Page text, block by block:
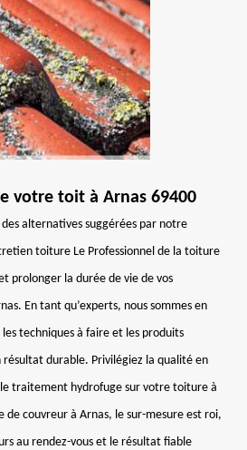
votre toit à Arnas 69400
alternatives suggérées par notre
toiture Le Professionnel de la toiture
prolonger la durée de vie de vos
En tant qu’experts, nous sommes en
techniques à faire et les produits
résultat durable. Privilégiez la qualité en
traitement hydrofuge sur votre toiture à
de couvreur à Arnas, le sur-mesure est roi,
au rendez-vous et le résultat fiable